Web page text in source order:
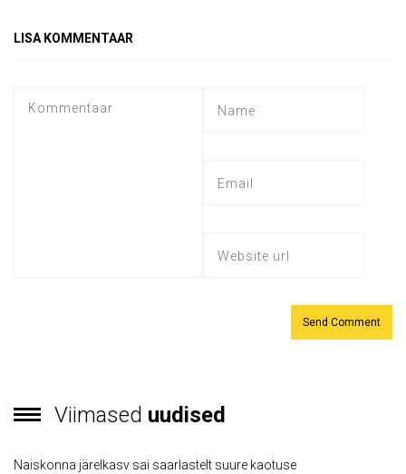
LISA KOMMENTAAR
Viimased uudised
Naiskonna järelkasv sai saarlastelt suure kaotuse